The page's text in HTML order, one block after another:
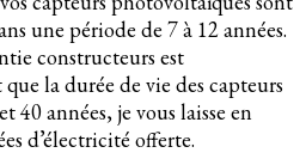
une période de 7 à 12 années.
constructeurs est
la durée de vie des capteurs
40 années, je vous laisse en
d’électricité offerte.